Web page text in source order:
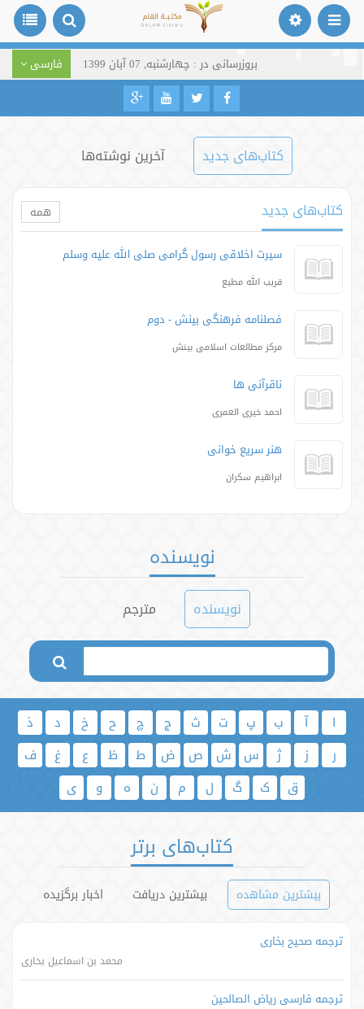
بروزرسانی در : چهارشنبه, 07 آبان 1399 فارسی
کتاب‌های جدید آخرین نوشته‌ها
کتاب‌های جدید همه
سیرت اخلاقی رسول گرامی صلی الله علیه وسلم
قریب الله مطیع
فصلنامه فرهنگی بینش - دوم
مرکز مطالعات اسلامی بینش
ناقرآنی ها
احمد خیری العمری
هنر سریع خوانی
ابراهیم سکران
نویسنده
نویسنده مترجم
ا آ ب پ ت ث ج چ ح خ د
ذ
ر
ز ژ س ش ص ض ط ظ ع غ
ف
ق
ک گ ل م ن ه و ی
کتاب‌های برتر
بیشترین مشاهده بیشترین دریافت اخبار برگزیده
ترجمه صحیح بخاری
محمد بن اسماعیل بخاری
ترجمه فارسی ریاض الصالحین